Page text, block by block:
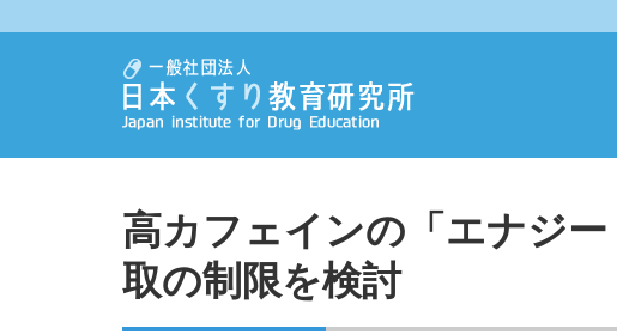
高カフェインの「エナジ
取の制限を検討